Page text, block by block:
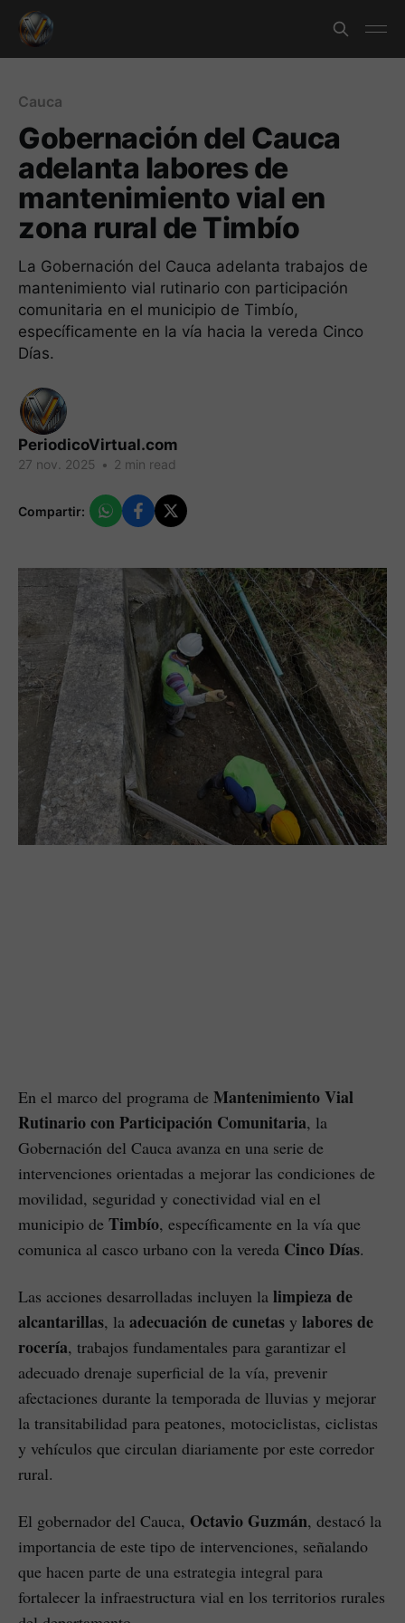
Cauca
Gobernación del Cauca
adelanta labores de
mantenimiento vial en
zona rural de Timbío
La Gobernación del Cauca adelanta trabajos de
mantenimiento vial rutinario con participación
comunitaria en el municipio de Timbío,
específicamente en la vía hacia la vereda Cinco
Días.
PeriodicoVirtual.com
27 nov. 2025 • 2 min read
Compartir:
En el marco del programa de Mantenimiento Vial
Rutinario con Participación Comunitaria, la
Gobernación del Cauca avanza en una serie de
intervenciones orientadas a mejorar las condiciones de
movilidad, seguridad y conectividad vial en el
municipio de Timbío, específicamente en la vía que
comunica al casco urbano con la vereda Cinco Días.
Las acciones desarrolladas incluyen la limpieza de
alcantarillas, la adecuación de cunetas y labores de
rocería, trabajos fundamentales para garantizar el
adecuado drenaje superficial de la vía, prevenir
afectaciones durante la temporada de lluvias y mejorar
la transitabilidad para peatones, motociclistas, ciclistas
y vehículos que circulan diariamente por este corredor
rural.
El gobernador del Cauca, Octavio Guzmán, destacó la
importancia de este tipo de intervenciones, señalando
que hacen parte de una estrategia integral para
fortalecer la infraestructura vial en los territorios rurales